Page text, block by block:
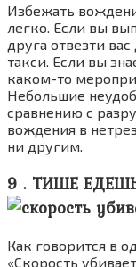
Избежать
легко. Если вы
друга отвезти
такси. Если вы
каком-то
Небольшие
сравнению с
вождения в
ни другим.
9 . ТИШЕ
Как говорится в
«Скорость